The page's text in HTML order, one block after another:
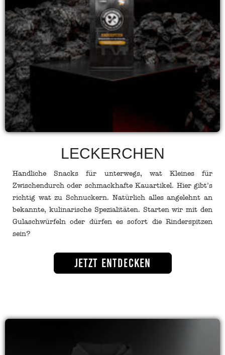
LECKERCHEN
Handliche Snacks für unterwegs, wat Kleines für
Zwischendurch oder schmackhafte Kauartikel. Hier gibt’s
richtig wat zu Schnuckern. Natürlich alles angelehnt an
bekannte, kulinarische Spezialitäten. Starten wir mit den
Gulaschwürfeln oder dürfen es sofort die Rinderspitzen
sein?
Jetzt entdecken